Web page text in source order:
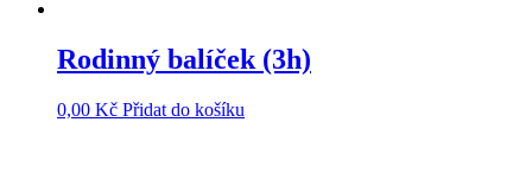
Rodinný balíček (3h)
0,00 Kč Přidat do košíku